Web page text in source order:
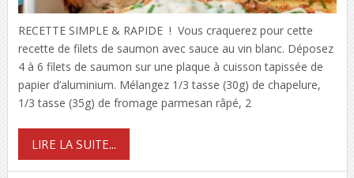
RECETTE SIMPLE & RAPIDE ! Vous craquerez pour cette
recette de filets de saumon avec sauce au vin blanc. Déposez
4 à 6 filets de saumon sur une plaque à cuisson tapissée de
papier d’aluminium. Mélangez 1/3 tasse (30g) de chapelure,
1/3 tasse (35g) de fromage parmesan râpé, 2
LIRE LA SUITE...